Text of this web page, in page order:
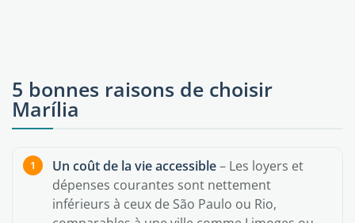
5 bonnes raisons de choisir
Marília
Un coût de la vie accessible– Les loyers et
dépenses courantes sont nettement
inférieurs à ceux de São Paulo ou Rio,